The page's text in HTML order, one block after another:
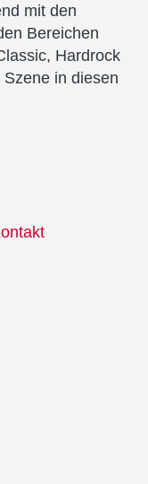
mit den
Bereichen
Hardrock
in diesen